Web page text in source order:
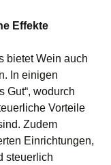
Effekte
bietet Wein auch
In einigen
Gut“, wodurch
Vorteile
Zudem
Einrichtungen,
steuerlich